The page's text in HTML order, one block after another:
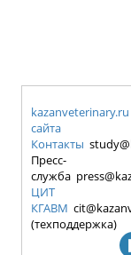
kazanveterinary.ru
сайта
Контакты
Пресс-
служба
ЦИТ
КГАВМ
(техподдержка)